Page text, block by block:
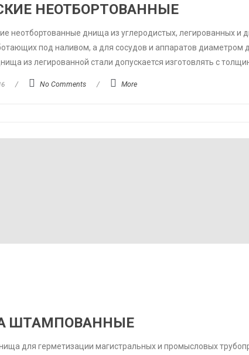
НЕОТБОРТОВАННЫЕ
неотбортованные днища из углеродистых, легированных и
под наливом, а для сосудов и аппаратов диаметром
из легированной стали допускается изготовлять с
/ No Comments / More
ШТАМПОВАННЫЕ
для герметизации магистральных и промысловых